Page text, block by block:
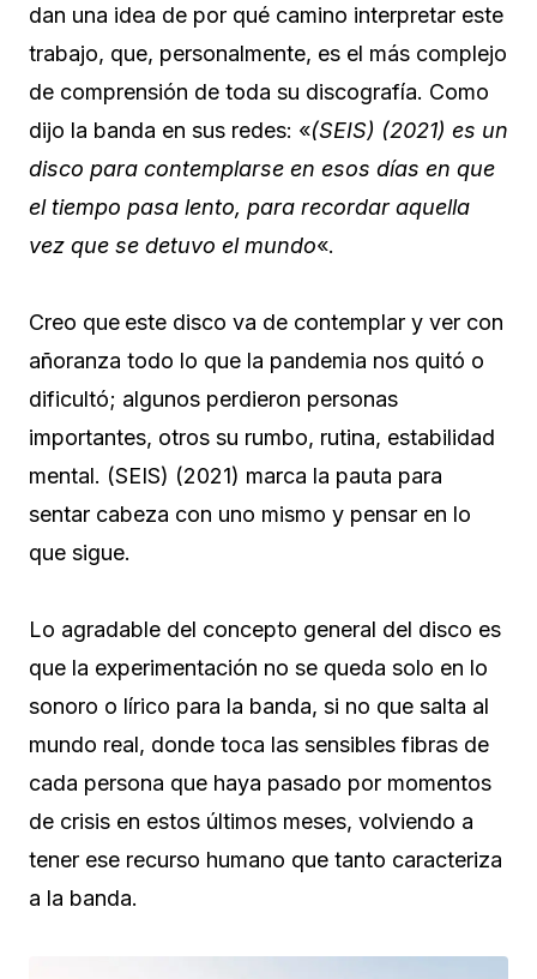
dan una idea de por qué camino interpretar este
trabajo, que, personalmente, es el más complejo
de comprensión de toda su discografía. Como
dijo la banda en sus redes: «(SEIS) (2021) es un
disco para contemplarse en esos días en que
el tiempo pasa lento, para recordar aquella
vez que se detuvo el mundo«.
Creo que este disco va de contemplar y ver con
añoranza todo lo que la pandemia nos quitó o
dificultó; algunos perdieron personas
importantes, otros su rumbo, rutina, estabilidad
mental. (SEIS) (2021) marca la pauta para
sentar cabeza con uno mismo y pensar en lo
que sigue.
Lo agradable del concepto general del disco es
que la experimentación no se queda solo en lo
sonoro o lírico para la banda, si no que salta al
mundo real, donde toca las sensibles fibras de
cada persona que haya pasado por momentos
de crisis en estos últimos meses, volviendo a
tener ese recurso humano que tanto caracteriza
a la banda.